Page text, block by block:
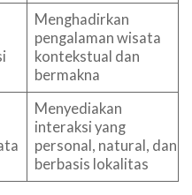
Menghadirkan
pengalaman wisata
kontekstual dan
bermakna
Menyediakan
interaksi yang
personal, natural, dan
berbasis lokalitas